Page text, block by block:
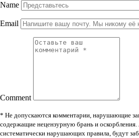
Name
Email
Comment
* Не допускаются комментарии, нарушающие
содержащие нецензурную брань и оскорбления.
систематически нарушающих правила, будут